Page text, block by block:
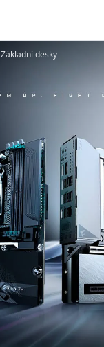
Základní desky